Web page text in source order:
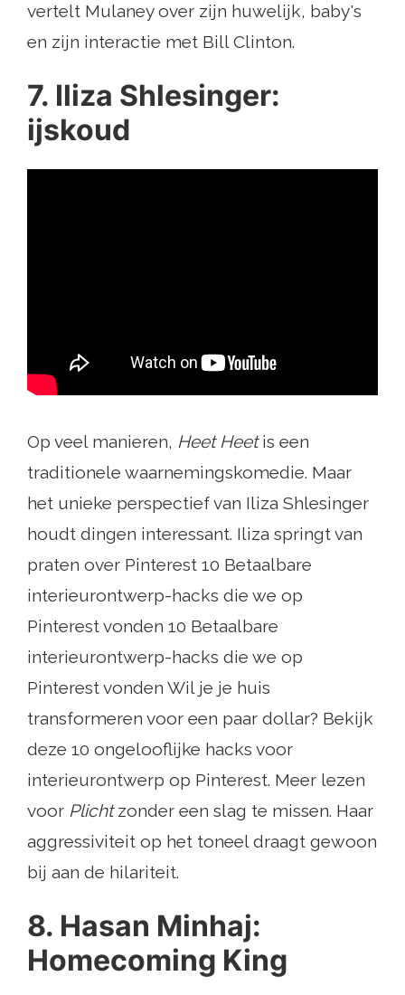
vertelt Mulaney over zijn huwelijk, baby's
en zijn interactie met Bill Clinton.
7. Iliza Shlesinger:
ijskoud
Op veel manieren, Heet Heetis een
traditionele waarnemingskomedie. Maar
het unieke perspectief van Iliza Shlesinger
houdt dingen interessant. Iliza springt van
praten over Pinterest 10 Betaalbare
interieurontwerp-hacks die we op
Pinterest vonden 10 Betaalbare
interieurontwerp-hacks die we op
Pinterest vonden Wil je je huis
transformeren voor een paar dollar? Bekijk
deze 10 ongelooflijke hacks voor
interieurontwerp op Pinterest. Meer lezen
voor Plichtzonder een slag te missen. Haar
aggressiviteit op het toneel draagt ​​gewoon
bij aan de hilariteit.
8. Hasan Minhaj:
Homecoming King